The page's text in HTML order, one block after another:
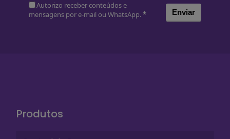
Autorizo receber conteúdos e
mensagens por e-mail ou WhatsApp.* Enviar
Produtos